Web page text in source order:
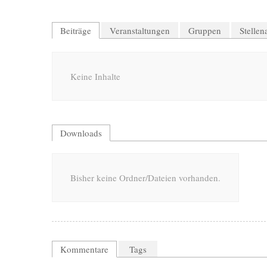
Beiträge Veranstaltungen Gruppen
Keine Inhalte
Downloads
Bisher keine Ordner/Dateien vorhanden.
Kommentare Tags